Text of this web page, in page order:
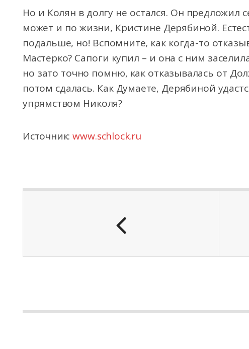
Но и Колян в долгу не остался. Он предложил
может и по жизни, Кристине Дерябиной.
подальше, но! Вспомните, как когда-то
Мастерко? Сапоги купил – и она с ним
но зато точно помню, как отказывалась от
потом сдалась. Как Думаете, Дерябиной
упрямством Николя?
Источник:www.schlock.ru